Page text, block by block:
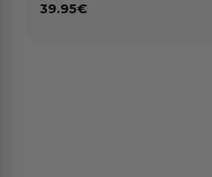
39.95€